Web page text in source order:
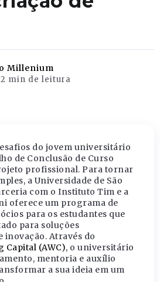
Millenium
2 min de leitura
do jovem universitário
de Conclusão de Curso
profissional. Para tornar
a Universidade de São
com o Instituto Tim e a
oferece um programa de
para os estudantes que
para soluções
inovação. Através do
Capital (AWC), o universitário
mentoria e auxílio
a sua ideia em um